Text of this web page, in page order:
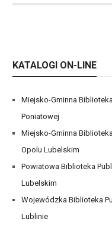
KATALOGI ON-LINE
Miejsko-Gminna
Poniatowej
Miejsko-Gminna
Opolu Lubelskim
Powiatowa Biblioteka
Lubelskim
Wojewódzka Biblioteka
Lublinie